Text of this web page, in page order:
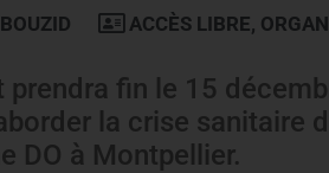
ACCÈS LIBRE,
fin le 15
la crise sanitaire
DO à Montpellier.